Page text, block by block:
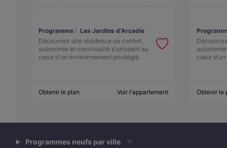
Programme : Les Jardins d'Arcadie
Découvrez une résidence où confort,
autonomie et convivialité s'unissent au
cœur d'un environnement privilégié.
Obtenir le plan Voir l'appartement
cœur d'un
Obtenir le
Programmes neufs par ville